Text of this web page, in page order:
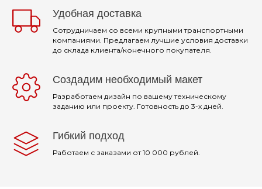
Удобная доставка
Сотрудничаем со всеми крупными транспортными
компаниями. Предлагаем лучшие условия доставки
до склада клиента/конечного покупателя.
Создадим необходимый макет
Разработаем дизайн по вашему техническому
заданию или проекту. Готовность до 3-х дней.
Гибкий подход
Работаем с заказами от 10 000 рублей.